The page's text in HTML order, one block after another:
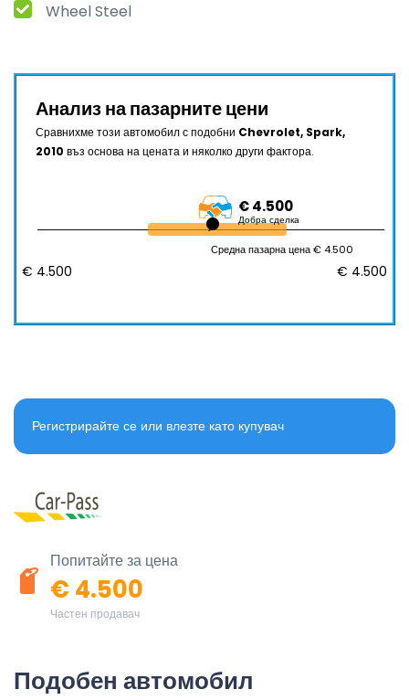
Wheel Steel
Анализ на пазарните цени
Сравнихме този автомобил с подобни Chevrolet, Spark,
2010 въз основа на цената и няколко други фактора.
€ 4.500
Добра сделка
Средна пазарна цена € 4.500
€ 4.500 € 4.500
Регистрирайте се или влезте като купувач
Попитайте за цена
€ 4.500
Частен продавач
Подобен автомобил